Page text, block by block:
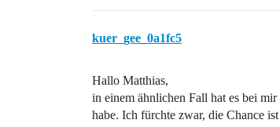
kuer_gee_0a1fc5
Hallo Matthias,
in einem ähnlichen Fall hat es bei
habe. Ich fürchte zwar, die Chance